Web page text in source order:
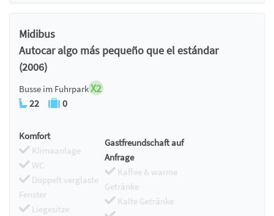
Midibus
Autocar algo más pequeño que el estándar
(2006)
Busse im FuhrparkX2
22 0
Komfort
Klimaanlage
WC
Doppelt verglaste
Fenster
Liegesitze
Gastfreundschaft auf
Anfrage
Kaffee & warme
Getränke
Kalte Getränke